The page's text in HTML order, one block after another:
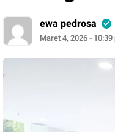
ewa pedrosa
Maret 4, 2026 - 10:39